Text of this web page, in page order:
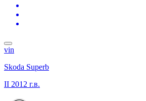
vin
Skoda Superb
II 2012 г.в.